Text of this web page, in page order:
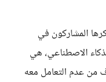
المشاركون في
الاصطناعي، هي
من عدم التعامل معه